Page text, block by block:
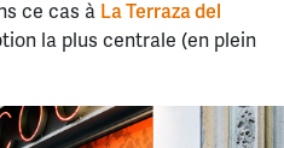
ce cas à La Terraza del
la plus centrale (en plein